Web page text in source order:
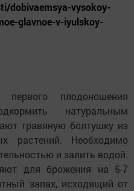
dobivaemsya-vysokoy-
glavnoe-v-iyulskoy-
плодоношения
натуральным
травяную болтушку из
растений. Необходимо
и залить водой.
для брожения на 5-7
запах, исходящий от